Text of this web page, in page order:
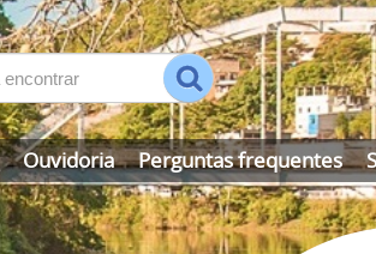
Ouvidoria Perguntas frequentes